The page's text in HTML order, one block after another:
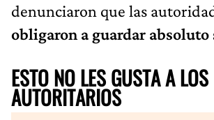
denunciaron que las
obligaron a guardar
ESTO NO LES GUSTA A LOS
AUTORITARIOS